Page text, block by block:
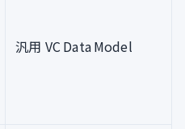
汎用 VC Data Model